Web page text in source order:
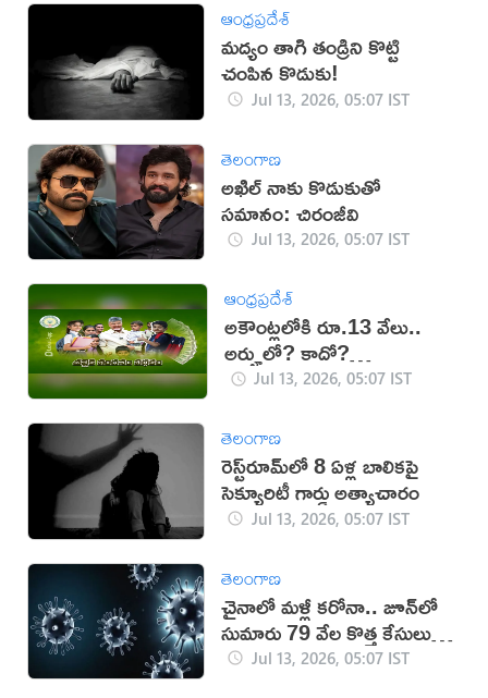
ఆంధ్రప్రదేశ్
మద్యం తాగి తండ్రిని కొట్టి
చంపిన కొడుకు!
Jul 13, 2026, 05:07 IST
తెలంగాణ
అఖిల్‌ నాకు కొడుకుతో
సమానం: చిరంజీవి
Jul 13, 2026, 05:07 IST
ఆంధ్రప్రదేశ్
అకౌంట్లలోకి రూ.13 వేలు..
అర్హులో? కాదో?
తెలుసుకోండిలా..
Jul 13, 2026, 05:07 IST
తెలంగాణ
రెస్ట్‌రూమ్‌లో 8 ఏళ్ల బాలికపై
సెక్యూరిటీ గార్డు అత్యాచారం
Jul 13, 2026, 05:07 IST
తెలంగాణ
చైనాలో మళ్లీ కరోనా.. జూన్‌లో
సుమారు 79 వేల కొత్త కేసులు
నమోదుJul 13, 2026, 05:07 IST